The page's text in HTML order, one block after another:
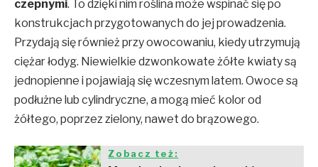
czepnymi. To dzięki nim roślina może wspinać się po
konstrukcjach przygotowanych do jej prowadzenia.
Przydają się również przy owocowaniu, kiedy utrzymują
ciężar łodyg. Niewielkie dzwonkowate żółte kwiaty są
jednopienne i pojawiają się wczesnym latem. Owoce są
podłużne lub cylindryczne, a mogą mieć kolor od
żółtego, poprzez zielony, nawet do brązowego.
Zobacz też: